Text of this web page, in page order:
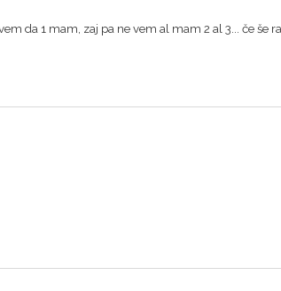
da 1 mam, zaj pa ne vem al mam 2 al 3... če še